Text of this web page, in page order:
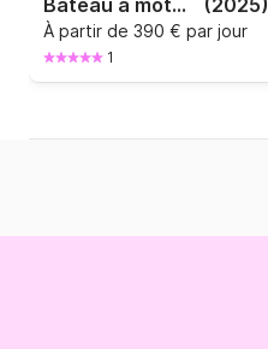
Bateau à moteur Explore Dubrovnik - Elaphite islands / BLUE CAVE. Swim into BLUE CAVE 4h 250cv (2025)
À partir de 390 € par jour
1